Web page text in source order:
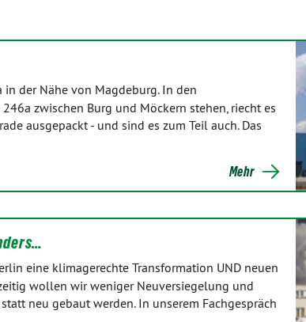
in der Nähe von Magdeburg. In den
zwischen Burg und Möckern stehen, riecht es
ausgepackt - und sind es zum Teil auch. Das
Mehr
eine klimagerechte Transformation UND neuen
wollen wir weniger Neuversiegelung und
neu gebaut werden. In unserem Fachgespräch